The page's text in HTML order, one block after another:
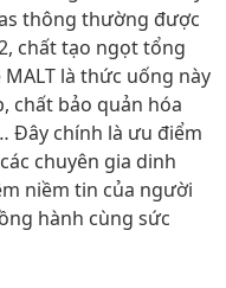
thông thường được
chất tạo ngọt tổng
là thức uống này
chất bảo quản hóa
Đây chính là ưu điểm
chuyên gia dinh
niềm tin của người
hành cùng sức